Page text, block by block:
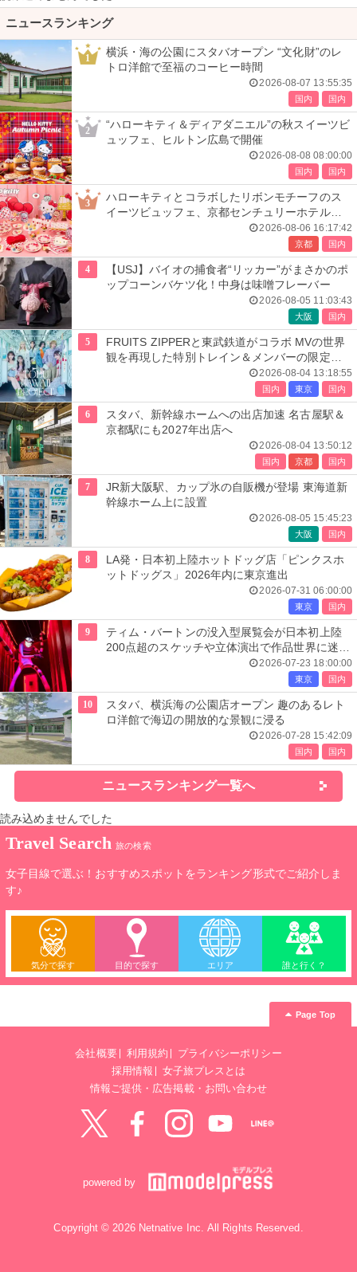
ニュースランキング
1
横浜・海の公園にスタバオープン “文化財”のレ
トロ洋館で至福のコーヒー時間
2026-08-07 13:55:35
国内 国内
2
“ハローキティ＆ディアダニエル”の秋スイーツビ
ュッフェ、ヒルトン広島で開催
2026-08-08 08:00:00
国内 国内
3
ハローキティとコラボしたリボンモチーフのス
イーツビュッフェ、京都センチュリーホテルで
2026-08-06 16:17:42
京都 国内
4
【USJ】バイオの捕食者“リッカー”がまさかのポ
ップコーンバケツ化！中身は味噌フレーバー
2026-08-05 11:03:43
大阪 国内
5
FRUITS ZIPPERと東武鉄道がコラボ MVの世界
観を再現した特別トレイン＆メンバーの限定ア
2026-08-04 13:18:55
国内 東京 国内
6
スタバ、新幹線ホームへの出店加速 名古屋駅＆
京都駅にも2027年出店へ
2026-08-04 13:50:12
国内 京都 国内
7
JR新大阪駅、カップ氷の自販機が登場 東海道新
幹線ホーム上に設置
2026-08-05 15:45:23
大阪 国内
8
LA発・日本初上陸ホットドッグ店「ピンクスホ
ットドッグス」2026年内に東京進出
2026-07-31 06:00:00
東京 国内
9
ティム・バートンの没入型展覧会が日本初上陸
200点超のスケッチや立体演出で作品世界に迷い
2026-07-23 18:00:00
東京 国内
10
スタバ、横浜海の公園店オープン 趣のあるレト
ロ洋館で海辺の開放的な景観に浸る
2026-07-28 15:42:09
国内 国内
ニュースランキング一覧へ
読み込めませんでした
Travel Search 旅の検索
女子目線で選ぶ！おすすめスポットをランキング形式でご紹介しま
す♪
気分で探す 目的で探す エリア 誰と行く？
Page Top
会社概要 利用規約
プライバシーポリシー
採用情報
女子旅プレスとは
情報ご提供・広告掲載・お問い合わせ
powered by
Copyright © 2026 Netnative Inc. All Rights Reserved.